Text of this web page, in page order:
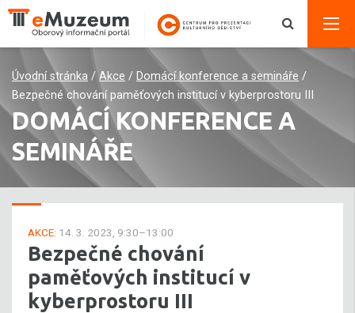
Úvodní stránka / Akce / Domácí konference a semináře /
Bezpečné chování paměťových institucí v kyberprostoru III
DOMÁCÍ KONFERENCE A
SEMINÁŘE
AKCE: 14. 3. 2023, 9:30–13:00
Bezpečné chování
paměťových institucí v
kyberprostoru III